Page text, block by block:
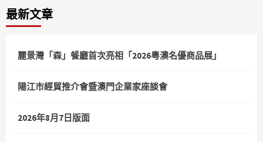
最新文章
麗景灣「森」餐廳首次亮相「2026粵澳名優商品展」
陽江市經貿推介會暨澳門企業家座談會
2026年8月7日版面